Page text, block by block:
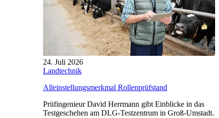
24. Juli 2026
Landtechnik
Alleinstellungsmerkmal Rollenprüfstand
Prüfingenieur David Herrmann gibt Einblicke in das
Testgeschehen am DLG-Testzentrum in Groß-Umstadt.